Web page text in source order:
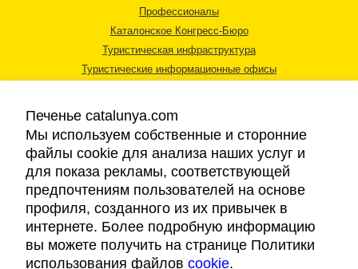
Профессионалы
Каталонское Конгресс-Бюро
Туристическая инфраструктура
Туристические информационные офисы
Правовая информация
Cookies
Доступность
Печенье catalunya.com
Мы используем собственные и сторонние
файлы cookie для анализа наших услуг и
для показа рекламы, соответствующей
предпочтениям пользователей на основе
профиля, созданного из их привычек в
интернете. Более подробную информацию
вы можете получить на странице Политики
использования файлов cookie.